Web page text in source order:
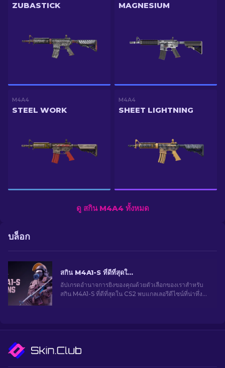
ZUBASTICK MAGNESIUM
M4A4
STEEL WORK
M4A4
SHEET LIGHTNING
ดู สกิน M4A4 ทั้งหมด
บล็อก
สกิน M4A1-S ที่ดีที่สุดใน CS2 [2026]
อัปเกรดอำนาจการยิงของคุณด้วยตัวเลือกของเราสำหรับ
สกิน M4A1-S ที่ดีที่สุดใน CS2 พบแกลเลอรีดีไซน์ที่น่าทึ่ง